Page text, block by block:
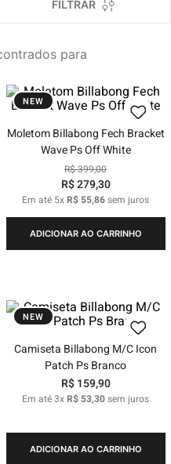
FILTRAR
NEW
Moletom Billabong Fech Bracket
Wave Ps Off White
R$399,00
R$279,30
Em até 5xR$ 55,86sem juros
ADICIONAR AO CARRINHO
NEW
Camiseta Billabong M/C Icon
Patch Ps Branco
R$ 159,90
Em até3xR$ 53,30sem juros
ADICIONAR AO CARRINHO